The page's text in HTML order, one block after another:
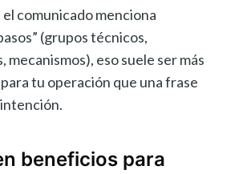
el comunicado menciona
(grupos técnicos,
mecanismos), eso suele ser más
tu operación que una frase
beneficios para